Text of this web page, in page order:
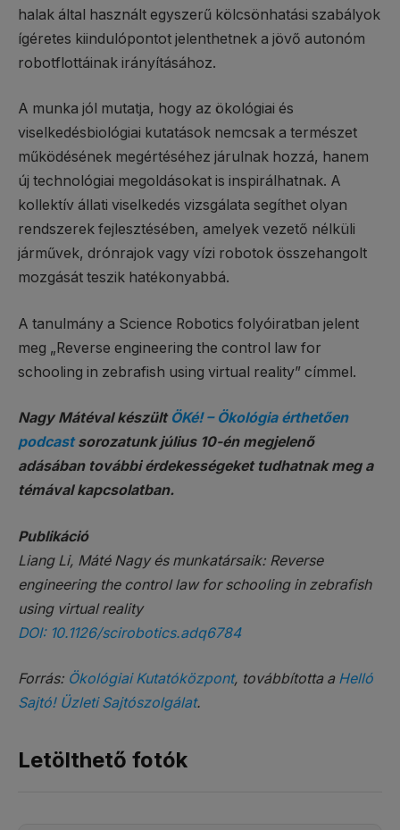
halak által használt egyszerű kölcsönhatási szabályok
ígéretes kiindulópontot jelenthetnek a jövő autonóm
robotflottáinak irányításához.
A munka jól mutatja, hogy az ökológiai és
viselkedésbiológiai kutatások nemcsak a természet
működésének megértéséhez járulnak hozzá, hanem
új technológiai megoldásokat is inspirálhatnak. A
kollektív állati viselkedés vizsgálata segíthet olyan
rendszerek fejlesztésében, amelyek vezető nélküli
járművek, drónrajok vagy vízi robotok összehangolt
mozgását teszik hatékonyabbá.
A tanulmány a Science Robotics folyóiratban jelent
meg „Reverse engineering the control law for
schooling in zebrafish using virtual reality” címmel.
Nagy Mátéval készült ÖKé! – Ökológia érthetően
podcastsorozatunk július 10-én megjelenő
adásában további érdekességeket tudhatnak meg a
témával kapcsolatban.
Publikáció
Liang Li, Máté Nagy és munkatársaik: Reverse
engineering the control law for schooling in zebrafish
using virtual reality
DOI: 10.1126/scirobotics.adq6784
Forrás: Ökológiai Kutatóközpont, továbbította a Helló
Sajtó! Üzleti Sajtószolgálat.
Letölthető fotók